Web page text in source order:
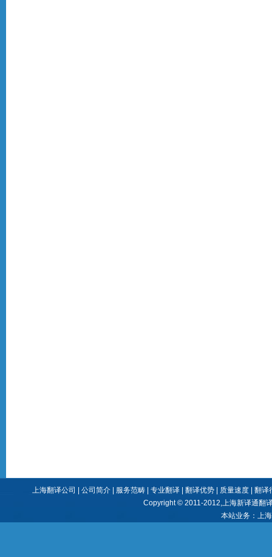
上海翻译公司 公司简介 服务范畴 专业翻译 翻译优势 质量速度
翻译
Copyright © 2011-2012,上海新译通翻
本站业务： 上